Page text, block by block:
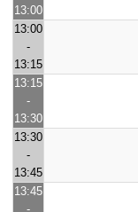
13:00
13:00
-
13:15
13:15
-
13:30
13:30
-
13:45
13:45
-